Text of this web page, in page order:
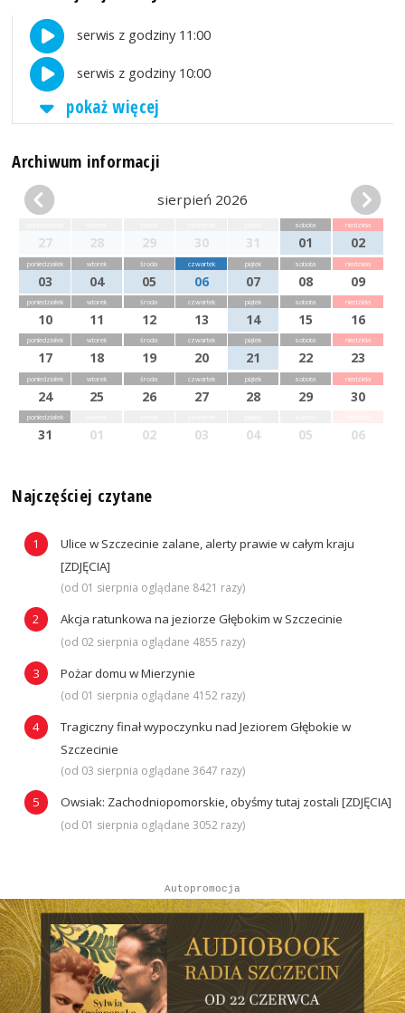
serwis z godziny 11:00
serwis z godziny 10:00
pokaż więcej
Archiwum informacji
sierpień 2026
27 28 29 30 31
sobota
01
niedziela
02
poniedziałek
03
wtorek
04
środa
05
czwartek
06
piątek
07
sobota
08
niedziela
09
poniedziałek
10
wtorek
11
środa
12
czwartek
13
piątek
14
sobota
15
niedziela
16
poniedziałek
17
wtorek
18
środa
19
czwartek
20
piątek
21
sobota
22
niedziela
23
poniedziałek
24
wtorek
25
środa
26
czwartek
27
piątek
28
sobota
29
niedziela
30
poniedziałek
31 01 02 03 04 05 06
Najczęściej czytane
Ulice w Szczecinie zalane, alerty prawie w całym kraju
[ZDJĘCIA]
(od 01 sierpnia oglądane 8421 razy)
Akcja ratunkowa na jeziorze Głębokim w Szczecinie
(od 02 sierpnia oglądane 4855 razy)
Pożar domu w Mierzynie
(od 01 sierpnia oglądane 4152 razy)
Tragiczny finał wypoczynku nad Jeziorem Głębokie w
Szczecinie
(od 03 sierpnia oglądane 3647 razy)
Owsiak: Zachodniopomorskie, obyśmy tutaj zostali [ZDJĘCIA]
(od 01 sierpnia oglądane 3052 razy)
Autopromocja